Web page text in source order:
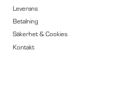
Leverans
Betalning
Säkerhet & Cookies
Kontakt